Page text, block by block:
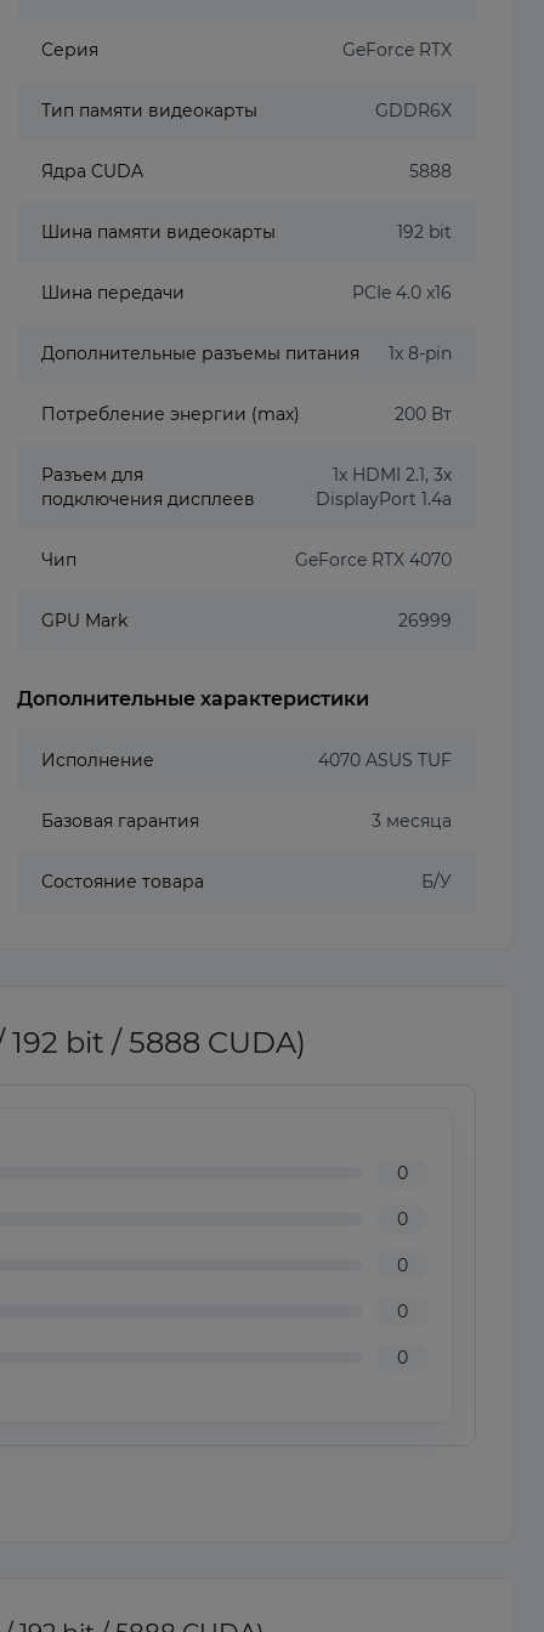
Серия GeForce RTX
Тип памяти видеокарты GDDR6X
Ядра CUDA 5888
Шина памяти видеокарты 192 bit
Шина передачи PCIe 4.0 x16
Дополнительные разъемы питания 1x 8-pin
Потребление энергии (max) 200 Вт
Разъем для
подключения дисплеев
1x HDMI 2.1, 3x
DisplayPort 1.4a
Чип GeForce RTX 4070
GPU Mark 26999
Дополнительные характеристики
Исполнение 4070 ASUS TUF
Базовая гарантия 3 месяца
Состояние товара Б/У
bit / 5888 CUDA)
0
0
0
0
0